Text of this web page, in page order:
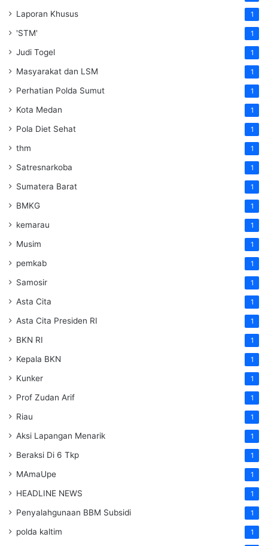
Laporan Khusus 1
'STM' 1
Judi Togel 1
Masyarakat dan LSM 1
Perhatian Polda Sumut 1
Kota Medan 1
Pola Diet Sehat 1
thm 1
Satresnarkoba 1
Sumatera Barat 1
BMKG 1
kemarau 1
Musim 1
pemkab 1
Samosir 1
Asta Cita 1
Asta Cita Presiden RI 1
BKN RI 1
Kepala BKN 1
Kunker 1
Prof Zudan Arif 1
Riau 1
Aksi Lapangan Menarik 1
Beraksi Di 6 Tkp 1
MAmaUpe 1
HEADLINE NEWS 1
Penyalahgunaan BBM Subsidi 1
polda kaltim 1